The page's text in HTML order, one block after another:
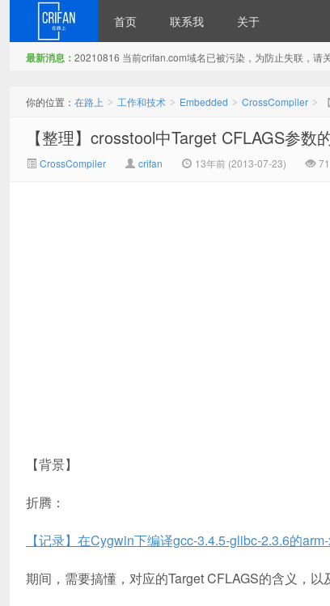
首页 联系我 关于
最新消息： 20210816 当前crifan.com域名已被污染，为防止失联，请
你的位置： 在路上 > 工作和技术 > Embedded > CrossCompiler >
【整理】crosstool中Target CFLAGS参数
CrossCompiler crifan 13年前 (2013-07-23)
【背景】
折腾：
【记录】在Cygwin下编译gcc-3.4.5-glibc-2.3.6的
期间，需要搞懂，对应的Target CFLAGS的含义，以